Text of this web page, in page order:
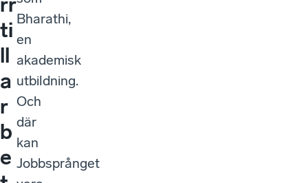
ti
ll
a
r
b
e
Bharathi,
en
akademisk
utbildning.
Och
där
kan
Jobbsprånget